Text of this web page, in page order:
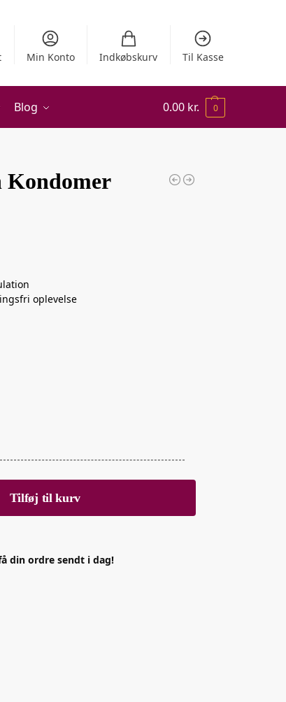
Min Konto Indkøbskurv Til Kasse
Blog 0.00 kr. 0
Kondomer
oplevelse
Tilføj til kurv
din ordre sendt i dag!